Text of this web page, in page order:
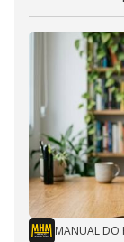
MANUAL DO